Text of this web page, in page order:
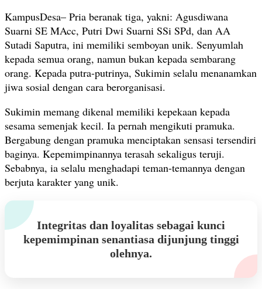
KampusDesa– Pria beranak tiga, yakni: Agusdiwana
Suarni SE MAcc, Putri Dwi Suarni SSi SPd, dan AA
Sutadi Saputra, ini memiliki semboyan unik. Senyumlah
kepada semua orang, namun bukan kepada sembarang
orang. Kepada putra-putrinya, Sukimin selalu menanamkan
jiwa sosial dengan cara berorganisasi.
Sukimin memang dikenal memiliki kepekaan kepada
sesama semenjak kecil. Ia pernah mengikuti pramuka.
Bergabung dengan pramuka menciptakan sensasi tersendiri
baginya. Kepemimpinannya terasah sekaligus teruji.
Sebabnya, ia selalu menghadapi teman-temannya dengan
berjuta karakter yang unik.
Integritas dan loyalitas sebagai kunci
kepemimpinan senantiasa dijunjung tinggi
olehnya.